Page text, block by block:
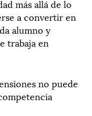
más allá de lo
a convertir en
alumno y
trabaja en
no puede